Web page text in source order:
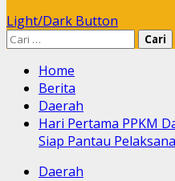
Light/Dark Button
Cari
Home
Berita
Daerah
Hari Pertama PPKM
Siap Pantau
Daerah